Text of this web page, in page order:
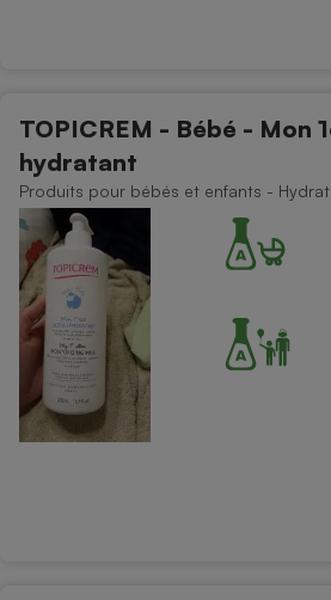
TOPICREM - Bébé - Mon
hydratant
Produits pour bébés et enfants -
petit